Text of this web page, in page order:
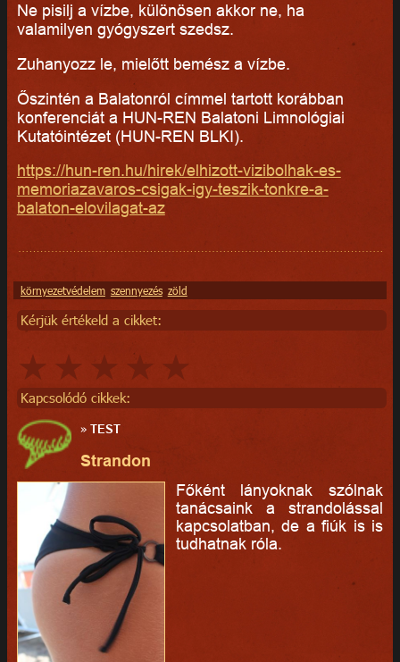
Ne pisilj a vízbe, különösen akkor ne, ha
valamilyen gyógyszert szedsz.
Zuhanyozz le, mielőtt bemész a vízbe.
Őszintén a Balatonról címmel tartott korábban
konferenciát a HUN-REN Balatoni Limnológiai
Kutatóintézet (HUN-REN BLKI).
https://hun-ren.hu/hirek/elhizott-vizibolhak-es-
memoriazavaros-csigak-igy-teszik-tonkre-a-
balaton-elovilagat-az
környezetvédelem szennyezés zöld
Kérjük értékeld a cikket:
Kapcsolódó cikkek:
»TEST
Strandon
Főként lányoknak szólnak
tanácsaink a strandolással
kapcsolatban, de a fiúk is is
tudhatnak róla.